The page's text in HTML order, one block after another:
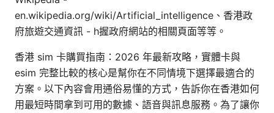
en.wikipedia.org/wiki/Artificial_intelligence、香港政
府旅遊交通資訊 - h握政府網站的相關頁面等等。
香港 sim 卡購買指南：2026 年最新攻略，實體卡與
esim 完整比較的核心是幫你在不同情境下選擇最適合的
方案。以下內容會用通俗易懂的方式，告訴你在香港如何
用最短時間拿到可用的數據、語音與訊息服務。為了讓你